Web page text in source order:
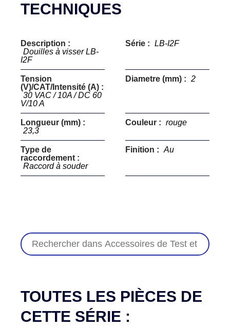
TECHNIQUES
Description :
Douilles à visser LB-
I2F
Série : LB-I2F
Tension
(V)/CAT/Intensité (A) :
30 VAC / 10A / DC 60
V/10 A
Diametre (mm) : 2
Longueur (mm) :
23,3
Couleur : rouge
Type de
raccordement :
Raccord à souder
Finition : Au
TOUTES LES PIÈCES DE
CETTE SÉRIE :